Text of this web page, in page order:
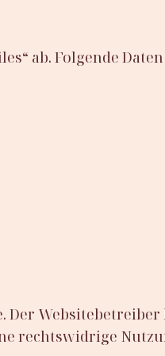
ab. Folgende
Der Websitebetreiber
rechtswidrige